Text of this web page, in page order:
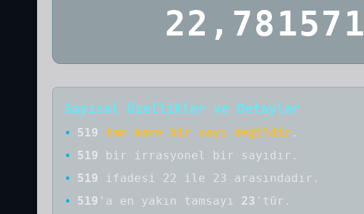
22,781571
Sayısal Özellikler ve Detaylar
• 519 tam kare bir sayı değildir .
•
519 bir irrasyonel bir sayıdır .
•
519
ifadesi 22 ile 23 arasındadır.
•
519 'a en yakın tamsayı 23 'tür.